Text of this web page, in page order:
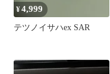
¥4,999
テツノイサハex SAR